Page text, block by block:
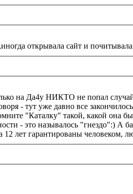
открывала сайт и
на Да4у НИКТО не попал
давно все закончилось - просто рука не
"Каталку" такой, какой
- это называлось "гнездо":)
12 лет гарантированы